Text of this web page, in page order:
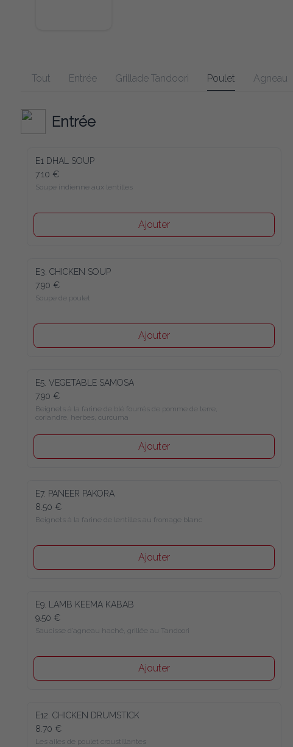
Tout Entrée Grillade Tandoori Poulet Agneau
Entrée
E1 DHAL SOUP
7.10 €
Soupe indienne aux lentilles
Ajouter
E3. CHICKEN SOUP
7.90 €
Soupe de poulet
Ajouter
E5. VEGETABLE SAMOSA
7.90 €
Beignets à la farine de blé fourrés de pomme de terre,
coriandre, herbes, curcuma
Ajouter
E7. PANEER PAKORA
8.50 €
Beignets à la farine de lentilles au fromage blanc
Ajouter
E9. LAMB KEEMA KABAB
9.50 €
Saucisse d’agneau haché, grillée au Tandoori
Ajouter
E12. CHICKEN DRUMSTICK
8.70 €
Les ailes de poulet croustillantes